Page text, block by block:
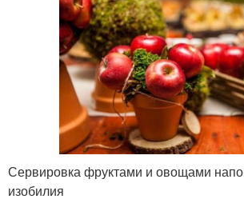
Сервировка фруктами и овощами
изобилия